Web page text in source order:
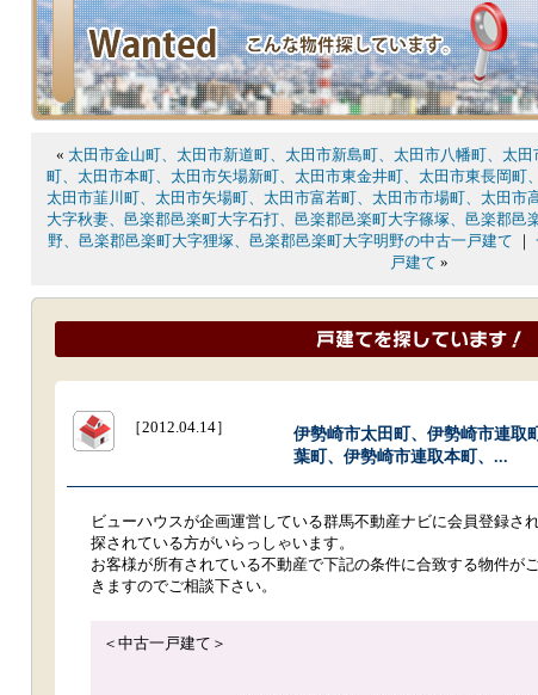
« 太田市金山町、太田市新道町、太田市新島町、太田市八幡町、太
町、太田市本町、太田市矢場新町、太田市東金井町、太田市東長岡町
太田市韮川町、太田市矢場町、太田市富若町、太田市市場町、太田市
大字秋妻、邑楽郡邑楽町大字石打、邑楽郡邑楽町大字篠塚、邑楽郡邑
野、邑楽郡邑楽町大字狸塚、邑楽郡邑楽町大字明野の中古一戸建て ｜
戸建て »
［2012.04.14］
伊勢崎市太田町、伊勢崎市連取
葉町、伊勢崎市連取本町、...
ビューハウスが企画運営している群馬不動産ナビに会員登録さ
探されている方がいらっしゃいます。
お客様が所有されている不動産で下記の条件に合致する物件が
きますのでご相談下さい。
＜中古一戸建て＞